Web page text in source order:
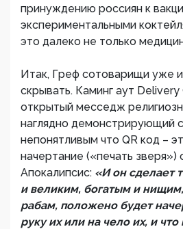
принуждению россиян к
экспериментальными
это далеко не только
Итак, Греф сотоварищи уже
скрывать. Каминг аут Delivery
открытый месседж
наглядно демонстрирующий
непонятливым что QR код –
начертание («печать зверя»)
Апокалипсис: «И он сделает
и великим, богатым и
рабам, положено будет
руку их или на чело их, и